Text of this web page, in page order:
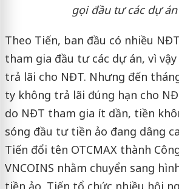
gọi đầu tư các dự án
Theo Tiến, ban đầu có nhiều
tham gia đầu tư các dự án, vì vậy
trả lãi cho NĐT. Nhưng đến
ty không trả lãi đúng hạn cho
do NĐT tham gia ít dần, tiền
sóng đầu tư tiền ảo đang dâng
Tiến đổi tên OTCMAX thành
VNCOINS nhằm chuyển sang